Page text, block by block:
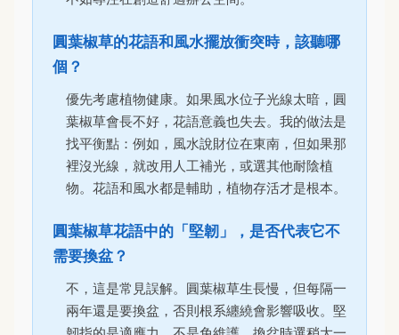
圓葉椒草的花語和風水擺放衝突時，該聽哪
個？
優先考慮植物健康。如果風水位子光線太暗，圓
葉椒草會長不好，花語意義也失去。我的做法是
找平衡點：例如，風水說財位在東南，但如果那
裡沒光線，就改用人工補光，或選其他耐陰植
物。花語和風水都是輔助，植物存活才是根本。
圓葉椒草花語中的「堅韌」，是否代表它不
需要換盆？
不，這是常見誤解。圓葉椒草生長慢，但每隔一
兩年還是要換盆，否則根系纏繞會影響吸收。堅